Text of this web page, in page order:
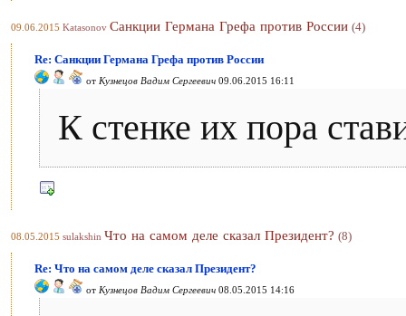
09.06.2015 Katasonov Санкции Германа Грефа против России (4)
Re: Санкции Германа Грефа против России
от Кузнецов Вадим Сергеевич 09.06.2015 16:11
К стенке их пора
08.05.2015 sulakshin Что на самом деле сказал Президент? (8)
Re: Что на самом деле сказал Президент?
от Кузнецов Вадим Сергеевич 08.05.2015 14:16